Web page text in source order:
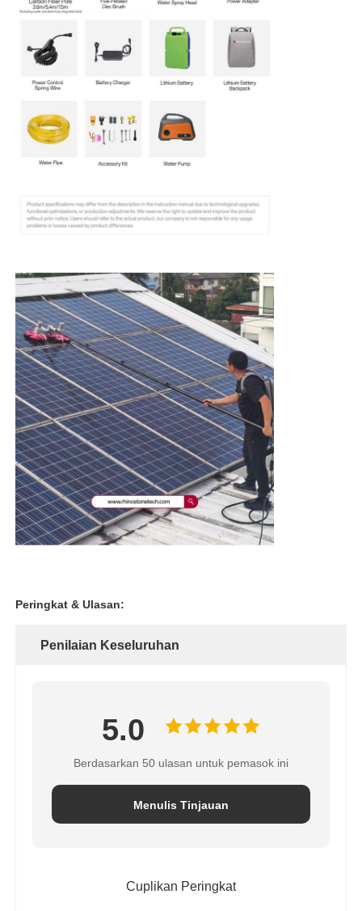
Peringkat & Ulasan:
Penilaian Keseluruhan
5.0
Berdasarkan 50 ulasan untuk pemasok ini
Menulis Tinjauan
Cuplikan Peringkat